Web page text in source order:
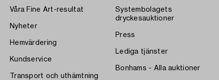
Våra Fine Art-resultat
Nyheter
Hemvärdering
Kundservice
Transport och uthämtning
Systembolagets
dryckesauktioner
Press
Lediga tjänster
Bonhams - Alla auktioner